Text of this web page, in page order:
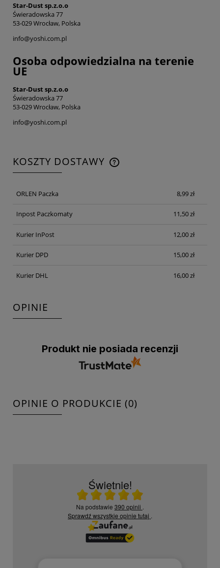
Star-Dust sp.z.o.o
Świeradowska 77
53-029 Wrocław, Polska
info@yoshi.com.pl
Osoba odpowiedzialna na terenie
UE
Star-Dust sp.z.o.o
Świeradowska 77
53-029 Wrocław, Polska
info@yoshi.com.pl
KOSZTY DOSTAWY
CENA NIE ZAWIERA EWENTUALNYCH KOSZTÓW
ORLEN Paczka
8,99 zł
Inpost Paczkomaty 11,50 zł
Kurier InPost 12,00 zł
Kurier DPD 15,00 zł
Kurier DHL 16,00 zł
OPINIE
Produkt nie posiada recenzji
OPINIE O PRODUKCIE (0)
Świetnie!
Ocena średnia 5 na 5
Na podstawie 390 opinii .
Sprawdź wszystkie opinie tutaj .